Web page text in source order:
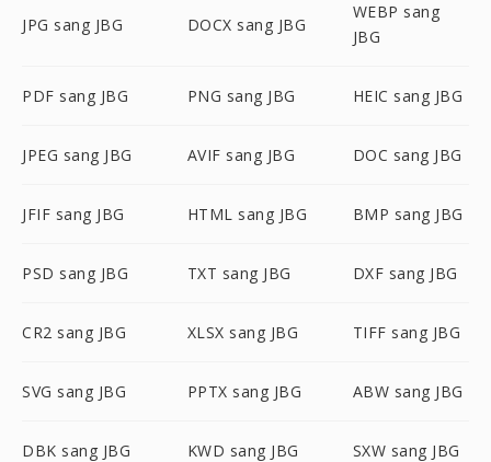
JPG sang JBG DOCX sang JBG
WEBP sang
JBG
PDF sang JBG PNG sang JBG HEIC sang JBG
JPEG sang JBG AVIF sang JBG DOC sang JBG
JFIF sang JBG HTML sang JBG BMP sang JBG
PSD sang JBG TXT sang JBG DXF sang JBG
CR2 sang JBG XLSX sang JBG TIFF sang JBG
SVG sang JBG PPTX sang JBG ABW sang JBG
DBK sang JBG KWD sang JBG SXW sang JBG